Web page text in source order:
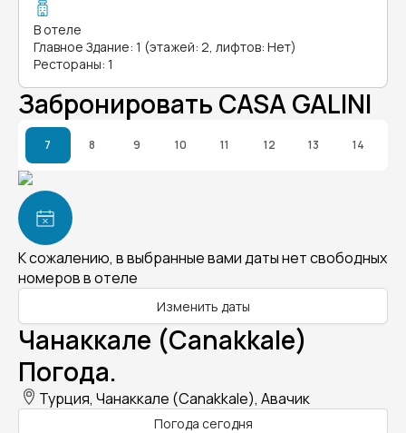
В отеле
Главное Здание: 1 (этажей: 2, лифтов: Нет)
Рестораны: 1
Забронировать CASA GALINI
7 8 9 10 11 12 13 14
К сожалению, в выбранные вами даты нет свободных
номеров в отеле
Изменить даты
Чанаккале (Canakkale)
Погода.
Турция, Чанаккале (Canakkale), Авачик
Погода сегодня